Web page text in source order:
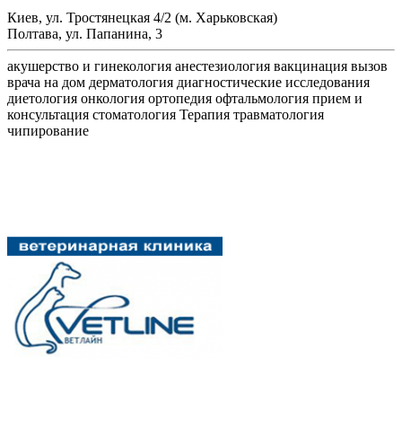
Киев, ул. Тростянецкая 4/2 (м. Харьковская)
Полтава, ул. Папанина, 3
акушерство и гинекология анестезиология вакцинация вызов
врача на дом дерматология диагностические исследования
диетология онкология ортопедия офтальмология прием и
консультация стоматология Терапия травматология
чипирование